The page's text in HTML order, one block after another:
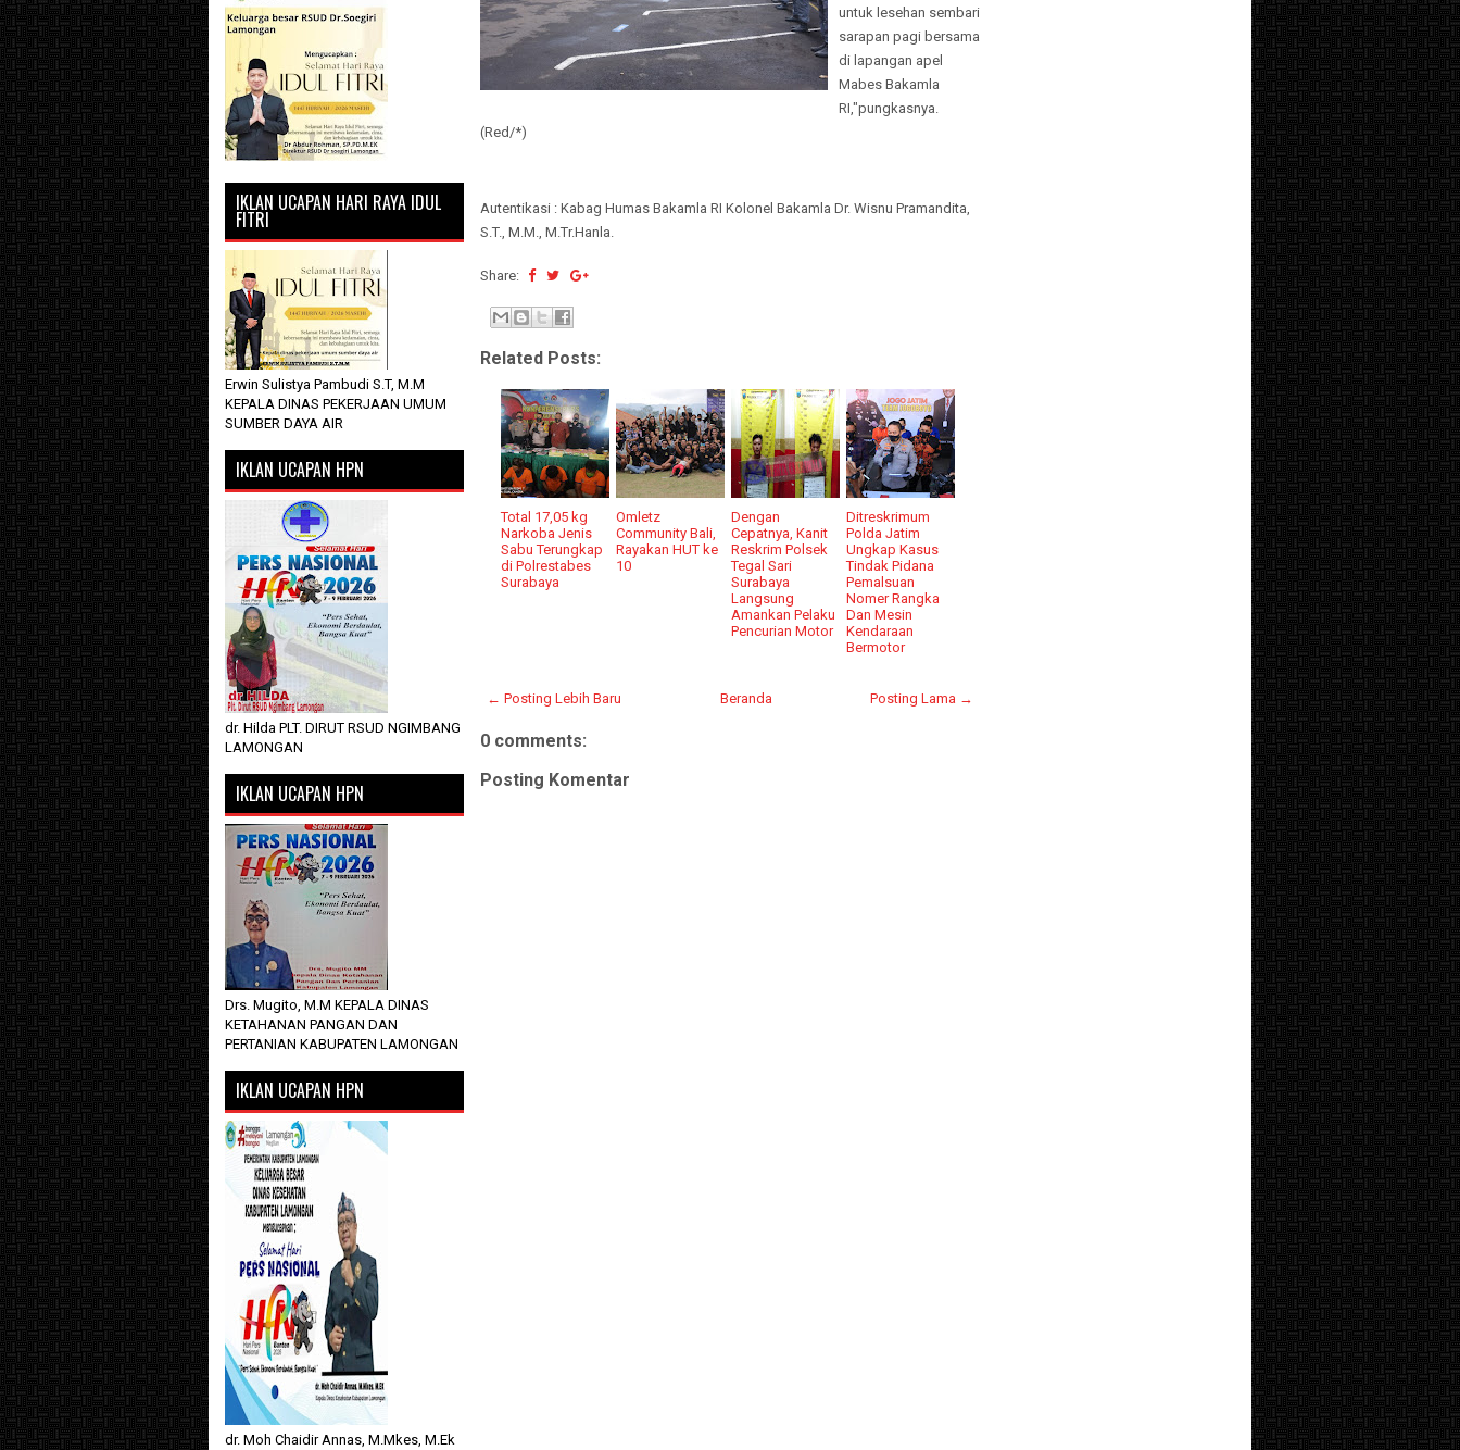
untuk lesehan sembari
sarapan pagi bersama
di lapangan apel
Mabes Bakamla
RI,"pungkasnya.
(Red/*)
Autentikasi : Kabag Humas Bakamla RI Kolonel Bakamla Dr. Wisnu Pramandita,
S.T., M.M., M.Tr.Hanla.
Share:
Related Posts:
Total 17,05 kg
Narkoba Jenis
Sabu Terungkap
di Polrestabes
Surabaya
Omletz
Community Bali,
Rayakan HUT ke
10
Dengan
Cepatnya, Kanit
Reskrim Polsek
Tegal Sari
Surabaya
Langsung
Amankan Pelaku
Pencurian Motor
Ditreskrimum
Polda Jatim
Ungkap Kasus
Tindak Pidana
Pemalsuan
Nomer Rangka
Dan Mesin
Kendaraan
Bermotor
← Posting Lebih Baru Posting Lama →
Beranda
0 comments:
Posting Komentar
IKLAN UCAPAN HARI RAYA IDUL
FITRI
Erwin Sulistya Pambudi S.T, M.M
KEPALA DINAS PEKERJAAN UMUM
SUMBER DAYA AIR
IKLAN UCAPAN HPN
dr. Hilda PLT. DIRUT RSUD NGIMBANG
LAMONGAN
IKLAN UCAPAN HPN
Drs. Mugito, M.M KEPALA DINAS
KETAHANAN PANGAN DAN
PERTANIAN KABUPATEN LAMONGAN
IKLAN UCAPAN HPN
dr. Moh Chaidir Annas, M.Mkes, M.Ek